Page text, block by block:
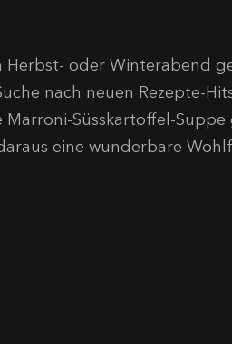
Herbst- oder Winterabend
nach neuen Rezepte-
Marroni-Süsskartoffel-
eine wunderbare